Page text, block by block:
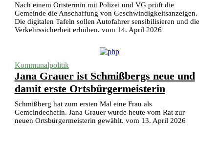
Nach einem Ortstermin mit Polizei und VG prüft die
Gemeinde die Anschaffung von Geschwindigkeitsanzeigen.
Die digitalen Tafeln sollen Autofahrer sensibilisieren und die
Verkehrssicherheit erhöhen. vom 14. April 2026
Kommunalpolitik
Jana Grauer ist Schmißbergs neue und
damit erste Ortsbürgermeisterin
Schmißberg hat zum ersten Mal eine Frau als
Gemeindechefin. Jana Grauer wurde heute vom Rat zur
neuen Ortsbürgermeisterin gewählt. vom 13. April 2026